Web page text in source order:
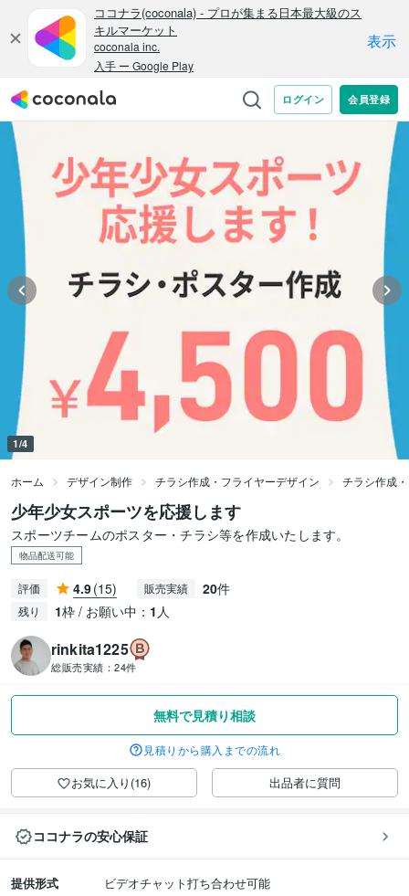
1/4
ホーム デザイン制作 チラシ作成・フライヤーデザイン チラシ作成
少年少女スポーツを応援します
スポーツチームのポスター・チラシ等を作成いたします。
物品配送可能
評価 4.9(15) 販売実績 20件
残り 1枠 / お願い中： 1 人
rinkita1225
総販売実績： 24件
無料で見積り相談
見積りから購入までの流れ
お気に入り(16) 出品者に質問
ココナラの安心保証
提供形式
ビデオチャット打ち合わせ可能